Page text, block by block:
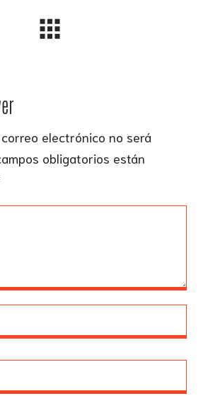
electrónico no será
obligatorios están